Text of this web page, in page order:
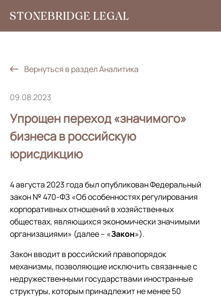
Контакты
EN
Вернуться в раздел Аналитика
09.08.2023
Упрощен переход «значимого»
бизнеса в российскую
юрисдикцию
4 августа 2023 года был опубликован Федеральный
закон № 470-ФЗ «Об особенностях регулирования
корпоративных отношений в хозяйственных
обществах, являющихся экономически значимыми
организациями» (далее – «Закон»).
Закон вводит в российский правопорядок
механизмы, позволяющие исключить связанные с
недружественными государствами иностранные
структуры, которым принадлежит не менее 50